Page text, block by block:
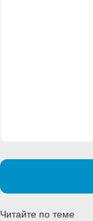
Читайте по теме